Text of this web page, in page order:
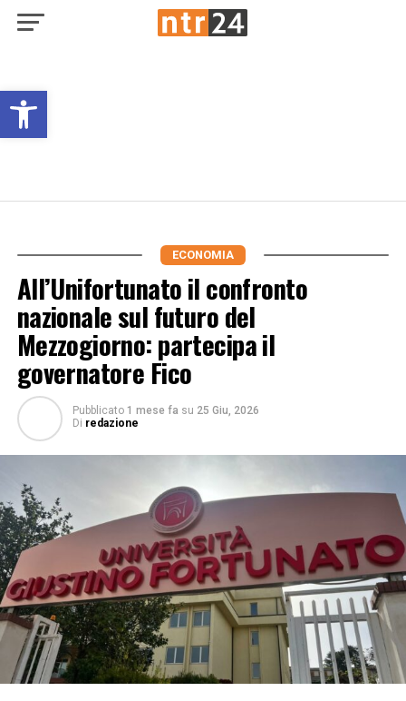
Open toolbar
ECONOMIA
All’Unifortunato il confronto
nazionale sul futuro del
Mezzogiorno: partecipa il
governatore Fico
Pubblicato 1 mese fa su 25 Giu, 2026
Di redazione